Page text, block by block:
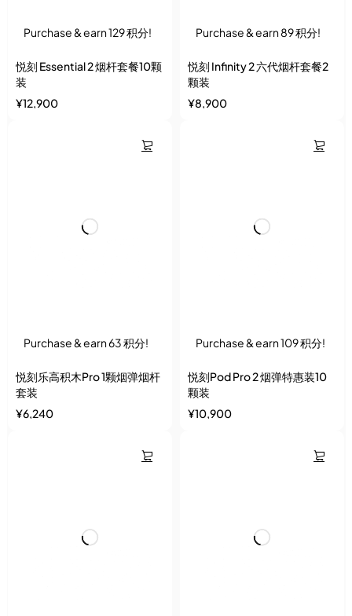
Purchase & earn 129 积分!
悦刻 Essential 2 烟杆套餐10颗
装
¥12,900
Purchase & earn 89 积分!
悦刻 Infinity 2 六代烟杆套餐2
颗装
¥8,900
Purchase & earn 63 积分!
悦刻乐高积木Pro 1颗烟弹烟杆
套装
¥6,240
Purchase & earn 109 积分!
悦刻Pod Pro 2 烟弹特惠装10
颗装
¥10,900